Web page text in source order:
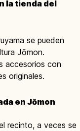
la tienda del
se pueden
Jōmon.
accesorios con
originales.
en Jōmon
recinto, a veces se